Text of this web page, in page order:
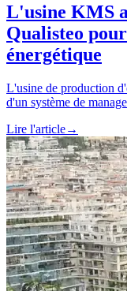
L'usine KMS
Qualisteo
énergétique
L'usine de production
d'un système de
Lire l'article→